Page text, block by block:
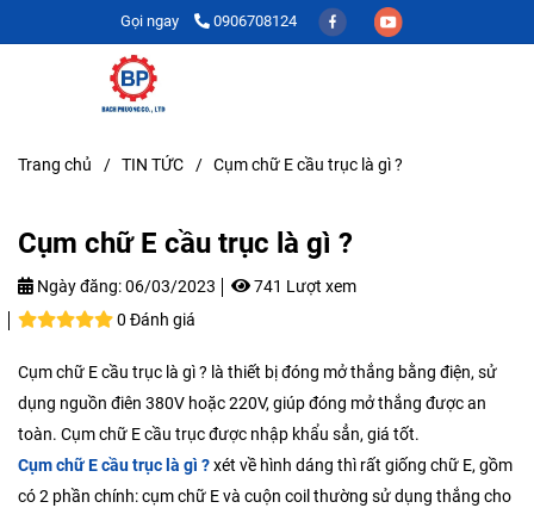
Gọi ngay 0906708124
Trang chủ / TIN TỨC / Cụm chữ E cầu trục là gì ?
Cụm chữ E cầu trục là gì ?
Ngày đăng:06/03/2023
741 Lượt xem
0 Đánh giá
Cụm chữ E cầu trục là gì ? là thiết bị đóng mở thắng bằng điện, sử
dụng nguồn điên 380V hoặc 220V, giúp đóng mở thắng được an
toàn. Cụm chữ E cầu trục được nhập khẩu sẳn, giá tốt.
Cụm chữ E cầu trục là gì ?xét về hình dáng thì rất giống chữ E, gồm
có 2 phần chính: cụm chữ E và cuộn coil thường sử dụng thắng cho